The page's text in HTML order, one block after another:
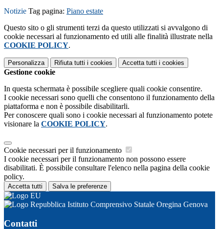
Notizie Tag pagina: Piano estate
Questo sito o gli strumenti terzi da questo utilizzati si avvalgono di
cookie necessari al funzionamento ed utili alle finalità illustrate nella
COOKIE POLICY.
Personalizza Rifiuta tutti i cookies Accetta tutti i cookies
Gestione cookie
In questa schermata è possibile scegliere quali cookie consentire.
I cookie necessari sono quelli che consentono il funzionamento della
piattaforma e non è possibile disabilitarli.
Per conoscere quali sono i cookie necessari al funzionamento potete
visionare la COOKIE POLICY.
Cookie necessari per il funzionamento
I cookie necessari per il funzionamento non possono essere
disabilitati. È possibile consultare l'elenco nella pagina della cookie
policy.
Accetta tutti Salva le preferenze
Istituto Comprensivo Statale Oregina Genova
Contatti